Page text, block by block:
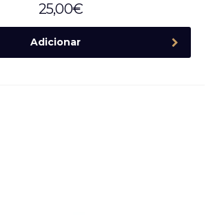
25,00€
Adicionar